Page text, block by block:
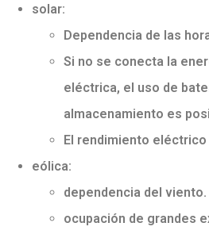
solar:
Dependencia de las
Si no se conecta la
eléctrica, el uso de
almacenamiento es
El rendimiento
eólica:
dependencia del viento.
ocupación de grandes